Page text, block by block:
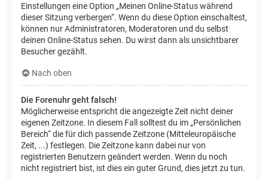
Einstellungen eine Option „Meinen Online-Status während
dieser Sitzung verbergen“. Wenn du diese Option einschaltest,
können nur Administratoren, Moderatoren und du selbst
deinen Online-Status sehen. Du wirst dann als unsichtbarer
Besucher gezählt.
Nach oben
Die Forenuhr geht falsch!
Möglicherweise entspricht die angezeigte Zeit nicht deiner
eigenen Zeitzone. In diesem Fall solltest du im „Persönlichen
Bereich“ die für dich passende Zeitzone (Mitteleuropäische
Zeit, ...) festlegen. Die Zeitzone kann dabei nur von
registrierten Benutzern geändert werden. Wenn du noch
nicht registriert bist, ist dies ein guter Grund, dies jetzt zu tun.